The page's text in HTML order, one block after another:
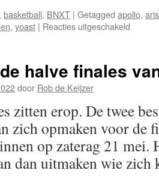
, basketball, BNXT | Getagged apollo, aris
, yoast | Reacties uitgeschakeld
seizoen
!
halve finales
door Rob de Keijzer
zitten erop. De twee
zich opmaken voor de
op zaterag 21 mei.
dan uitmaken wie